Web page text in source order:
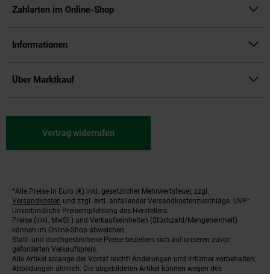
Zahlarten im Online-Shop
Informationen
Über Marktkauf
Vertrag widerrufen
Fußnoten
*Alle Preise in Euro (€) inkl. gesetzlicher Mehrwertsteuer, zzgl.
Versandkosten und zzgl. evtl. anfallender Versandkostenzuschläge. UVP:
Unverbindliche Preisempfehlung des Herstellers.
Preise (inkl. MwSt.) und Verkaufseinheiten (Stückzahl/Mengeneinheit)
können im Online-Shop abweichen.
Statt- und durchgestrichene Preise beziehen sich auf unseren zuvor
geforderten Verkaufspreis.
Alle Artikel solange der Vorrat reicht! Änderungen und Irrtümer vorbehalten.
Abbildungen ähnlich. Die abgebildeten Artikel können wegen des